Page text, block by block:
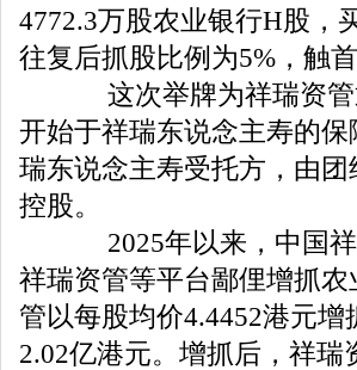
4772.3万股农业银行H股，
往复后抓股比例为5%，触
这次举牌为祥瑞资管
开始于祥瑞东说念主寿的
瑞东说念主寿受托方，由
控股。
2025年以来，中国祥
祥瑞资管等平台鄙俚增抓
管以每股均价4.4452港元
2.02亿港元。增抓后，祥瑞